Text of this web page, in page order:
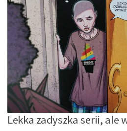
Lekka zadyszka serii, ale